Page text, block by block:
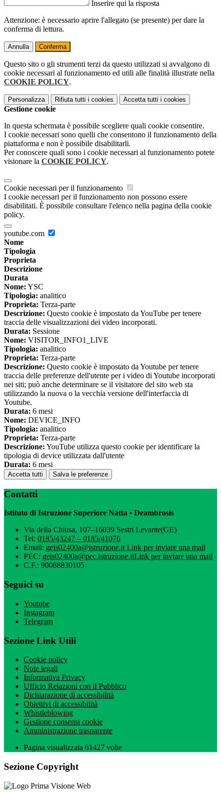
Inserire qui la risposta
Attenzione: è necessario aprire l'allegato (se presente) per dare la
conferma di lettura.
Annulla Conferma
Questo sito o gli strumenti terzi da questo utilizzati si avvalgono di
cookie necessari al funzionamento ed utili alle finalità illustrate nella
COOKIE POLICY.
Personalizza Rifiuta tutti i cookies Accetta tutti i cookies
Gestione cookie
In questa schermata è possibile scegliere quali cookie consentire.
I cookie necessari sono quelli che consentono il funzionamento della
piattaforma e non è possibile disabilitarli.
Per conoscere quali sono i cookie necessari al funzionamento potete
visionare la COOKIE POLICY.
Cookie necessari per il funzionamento
I cookie necessari per il funzionamento non possono essere
disabilitati. È possibile consultare l'elenco nella pagina della cookie
policy.
youtube.com
Nome
Tipologia
Proprieta
Descrizione
Durata
Nome: YSC
Tipologia: analitico
Proprieta: Terza-parte
Descrizione: Questo cookie è impostato da YouTube per tenere
traccia delle visualizzazioni dei video incorporati.
Durata: Sessione
Nome: VISITOR_INFO1_LIVE
Tipologia: analitico
Proprieta: Terza-parte
Descrizione: Questo cookie è impostato da Youtube per tenere
traccia delle preferenze dell'utente per i video di Youtube incorporati
nei siti; può anche determinare se il visitatore del sito web sta
utilizzando la nuova o la vecchia versione dell'interfaccia di
Youtube.
Durata: 6 mesi
Nome: DEVICE_INFO
Tipologia: analitico
Proprieta: Terza-parte
Descrizione: YouTube utilizza questo cookie per identificare la
tipologia di device utilizzata dall'utente
Durata: 6 mesi
Accetta tutti Salva le preferenze
Contatti
Istituto di Istruzione Superiore Natta • Deambrosis
Via della Chiusa, 107–16039 Sestri Levante(GE)
Tel: 0185/43247 – 0185/41076
Email: geis02400a@istruzione.itLink per inviare una mail
PEC: geis02400a@pec.istruzione.itLink per inviare una mail
C.F.: 90088830105
Seguici su
Youtube
Instagram
Telegram
Sezione Link Utili
Cookie policy
Note legali
Informativa Privacy
Ufficio Relazioni con il Pubblico
Dichiarazione di accessibilità
Obiettivi di accessibilità
Whistleblowing
Gestione consensi cookie
Amministrazione trasparente
Pagina visualizzata 61427 volte
Sezione Copyright